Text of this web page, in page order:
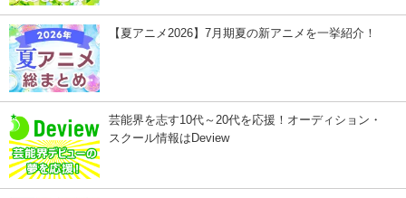
【夏アニメ2026】7月期夏の新アニメを一挙紹介！
芸能界を志す10代～20代を応援！オーディション・
スクール情報はDeview